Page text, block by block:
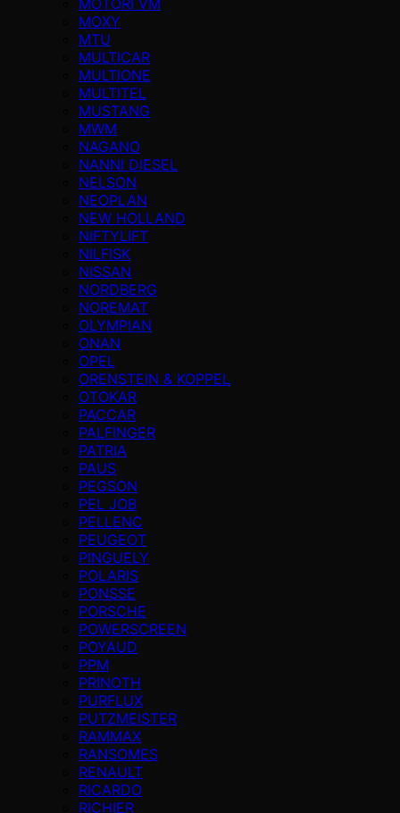
MOXY
MTU
MULTICAR
MULTIONE
MULTITEL
MUSTANG
MWM
NAGANO
NANNI DIESEL
NELSON
NEOPLAN
NEW HOLLAND
NIFTYLIFT
NILFISK
NISSAN
NORDBERG
NOREMAT
OLYMPIAN
ONAN
OPEL
ORENSTEIN & KOPPEL
OTOKAR
PACCAR
PALFINGER
PATRIA
PAUS
PEGSON
PEL JOB
PELLENC
PEUGEOT
PINGUELY
POLARIS
PONSSE
PORSCHE
POWERSCREEN
POYAUD
PPM
PRINOTH
PURFLUX
PUTZMEISTER
RAMMAX
RANSOMES
RENAULT
RICARDO
RICHIER